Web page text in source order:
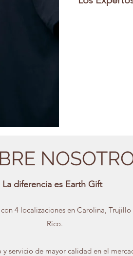
La diferencia es Earth Gift
4 localizaciones en Carolina,
Rico.
servicio de mayor calidad en el